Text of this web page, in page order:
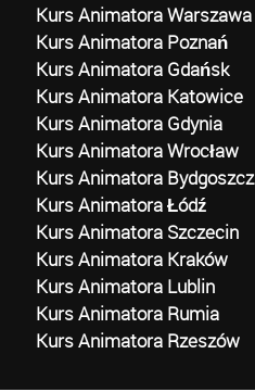
Kurs Animatora Warszawa
Kurs Animatora Poznań
Kurs Animatora Gdańsk
Kurs Animatora Katowice
Kurs Animatora Gdynia
Kurs Animatora Wrocław
Kurs Animatora Bydgoszcz
Kurs Animatora Łódź
Kurs Animatora Szczecin
Kurs Animatora Kraków
Kurs Animatora Lublin
Kurs Animatora Rumia
Kurs Animatora Rzeszów